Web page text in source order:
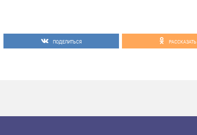
ПОДЕЛИТЬСЯ РАССКАЗАТЬ